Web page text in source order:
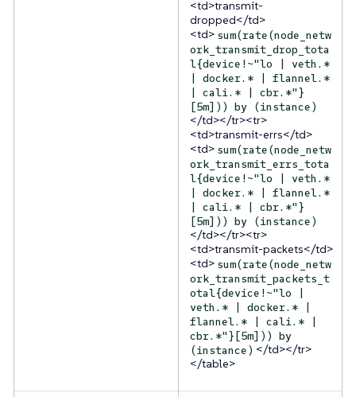
<td>transmit-
dropped</td>
<td> sum(rate(node_netw
ork_transmit_drop_tota
l{device!~"lo | veth.*
| docker.* | flannel.*
| cali.* | cbr.*"}
[5m])) by (instance)
</td></tr><tr>
<td>transmit-errs</td>
<td> sum(rate(node_netw
ork_transmit_errs_tota
l{device!~"lo | veth.*
| docker.* | flannel.*
| cali.* | cbr.*"}
[5m])) by (instance)
</td></tr><tr>
<td>transmit-packets</td>
<td> sum(rate(node_netw
ork_transmit_packets_t
otal{device!~"lo |
veth.* | docker.* |
flannel.* | cali.* |
cbr.*"}[5m])) by
(instance) </td></tr>
</table>